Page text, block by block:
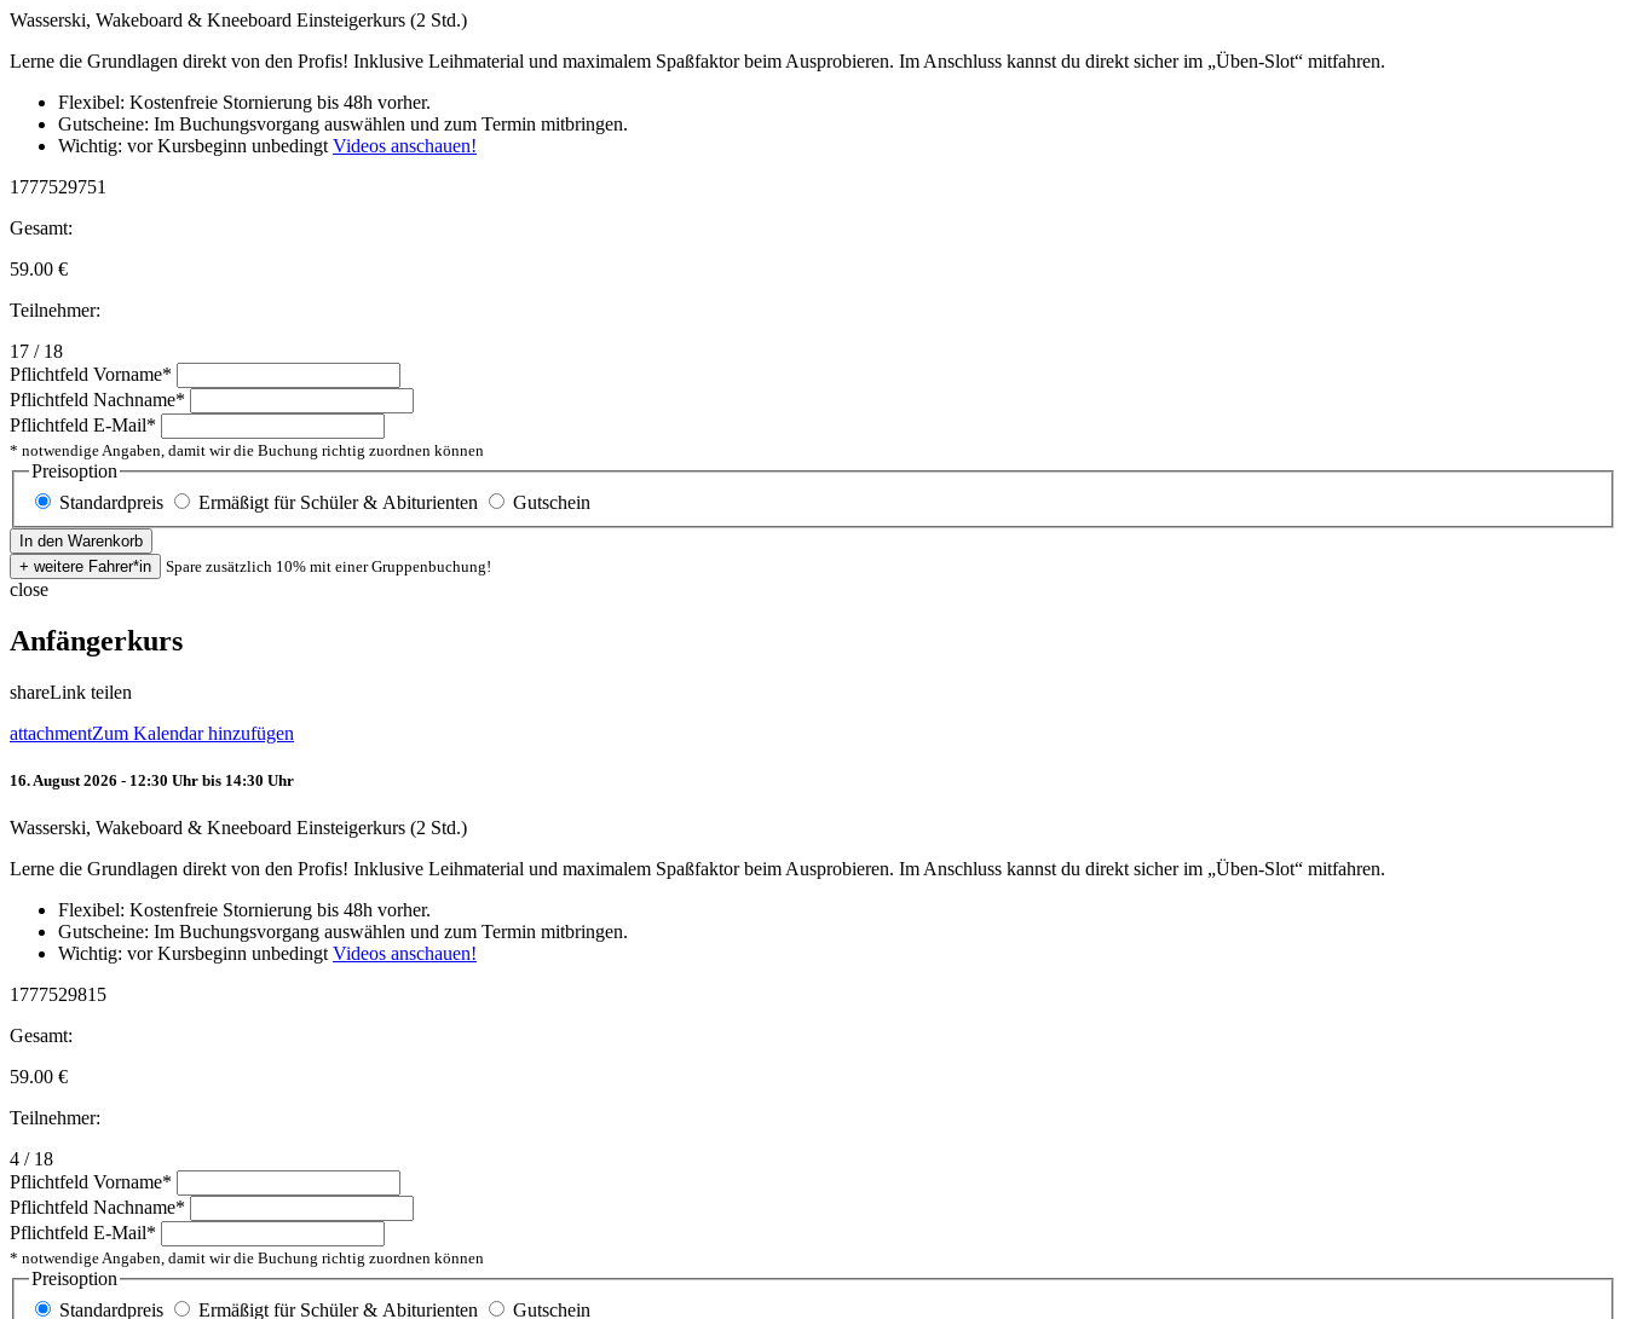
Wasserski, Wakeboard & Kneeboard Einsteigerkurs (2 Std.)
Lerne die Grundlagen direkt von den Profis! Inklusive Leihmaterial und maximalem Spaßfaktor beim Ausprobieren. Im Anschluss kannst du direkt sicher im „Üben-Slot“ mitfahren.
Flexibel: Kostenfreie Stornierung bis 48h vorher.
Gutscheine: Im Buchungsvorgang auswählen und zum Termin mitbringen.
Wichtig: vor Kursbeginn unbedingt Videos anschauen!
1777529751
Gesamt:
59.00 €
Teilnehmer:
17 / 18
Pflichtfeld Vorname*
Pflichtfeld Nachname*
Pflichtfeld E-Mail*
* notwendige Angaben, damit wir die Buchung richtig zuordnen können
Preisoption
Standardpreis
Ermäßigt für Schüler & Abiturienten Gutschein
Spare zusätzlich 10% mit einer Gruppenbuchung!
close
Anfängerkurs
shareLink teilen
attachmentZum Kalendar hinzufügen
16. August 2026 - 12:30 Uhr bis 14:30 Uhr
Wasserski, Wakeboard & Kneeboard Einsteigerkurs (2 Std.)
Lerne die Grundlagen direkt von den Profis! Inklusive Leihmaterial und maximalem Spaßfaktor beim Ausprobieren. Im Anschluss kannst du direkt sicher im „Üben-Slot“ mitfahren.
Flexibel: Kostenfreie Stornierung bis 48h vorher.
Gutscheine: Im Buchungsvorgang auswählen und zum Termin mitbringen.
Wichtig: vor Kursbeginn unbedingt Videos anschauen!
1777529815
Gesamt:
59.00 €
Teilnehmer:
4 / 18
Pflichtfeld Vorname*
Pflichtfeld Nachname*
Pflichtfeld E-Mail*
* notwendige Angaben, damit wir die Buchung richtig zuordnen können
Preisoption
Standardpreis
Ermäßigt für Schüler & Abiturienten Gutschein